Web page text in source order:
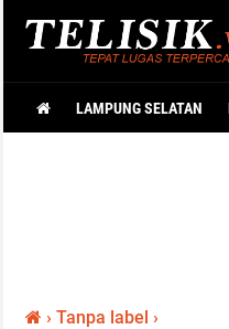
LAMPUNG SELATAN
› Tanpa label ›